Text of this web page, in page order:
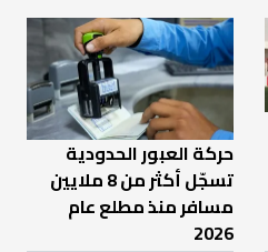
حركة العبور الحدودية
تسجّل أكثر من 8 ملايين
مسافر منذ مطلع عام
2026